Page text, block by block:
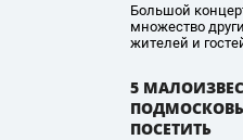
Большой
множество
жителей и
5
ПОСЕТИТЬ